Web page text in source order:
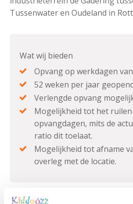
Tussenwater en Oudeland in
Wat wij bieden
Opvang op werkdagen
52 weken per jaar
Verlengde opvang
Mogelijkheid tot het ruilen
opvangdagen, mits de
ratio dit toelaat.
Mogelijkheid tot afname
overleg met de locatie.